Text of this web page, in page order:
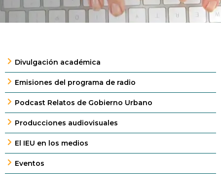
Divulgación académica
Emisiones del programa de radio
Podcast Relatos de Gobierno Urbano
Producciones audiovisuales
El IEU en los medios
Eventos